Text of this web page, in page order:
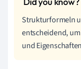
Strukturformeln
entscheidend,
und